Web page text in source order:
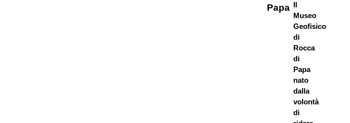
Papa
Museo
Geofisico
di
Rocca
di
Papa
nato
dalla
volontà
di